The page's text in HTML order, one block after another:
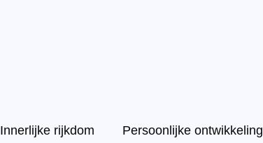
Innerlijke rijkdom Persoonlijke ontwikkeling